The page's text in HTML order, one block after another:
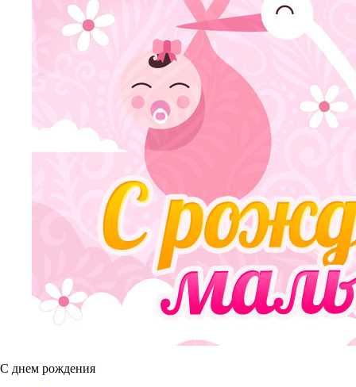
С днем рождения